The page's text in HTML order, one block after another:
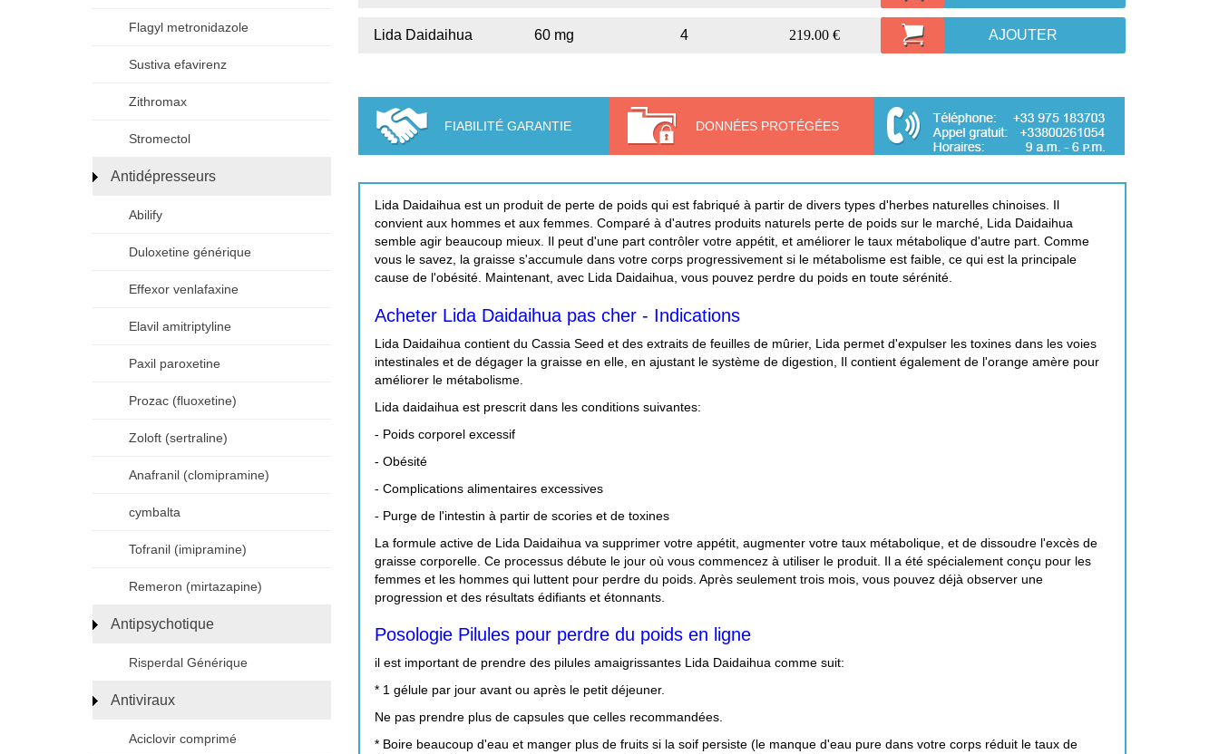
Flagyl metronidazole
Sustiva efavirenz
Zithromax
Stromectol
Antidépresseurs
Abilify
Duloxetine générique
Effexor venlafaxine
Elavil amitriptyline
Paxil paroxetine
Prozac (fluoxetine)
Zoloft (sertraline)
Anafranil (clomipramine)
cymbalta
Tofranil (imipramine)
Remeron (mirtazapine)
Antipsychotique
Risperdal Générique
Antiviraux
Aciclovir comprimé
Lida Daidaihua 60 mg 4 219.00 € AJOUTER
FIABILITÉ GARANTIE DONNÉES PROTÉGÉES
Lida Daidaihua est un produit de perte de poids qui est fabriqué à partir de divers types d'herbes naturelles chinoises. Il
convient aux hommes et aux femmes. Comparé à d'autres produits naturels perte de poids sur le marché, Lida Daidaihua
semble agir beaucoup mieux. Il peut d'une part contrôler votre appétit, et améliorer le taux métabolique d'autre part. Comme
vous le savez, la graisse s'accumule dans votre corps progressivement si le métabolisme est faible, ce qui est la principale
cause de l'obésité. Maintenant, avec Lida Daidaihua, vous pouvez perdre du poids en toute sérénité.
Acheter Lida Daidaihua pas cher - Indications
Lida Daidaihua contient du Cassia Seed et des extraits de feuilles de mûrier, Lida permet d'expulser les toxines dans les voies
intestinales et de dégager la graisse en elle, en ajustant le système de digestion, Il contient également de l'orange amère pour
améliorer le métabolisme.
Lida daidaihua est prescrit dans les conditions suivantes:
- Poids corporel excessif
- Obésité
- Complications alimentaires excessives
- Purge de l'intestin à partir de scories et de toxines
La formule active de Lida Daidaihua va supprimer votre appétit, augmenter votre taux métabolique, et de dissoudre l'excès de
graisse corporelle. Ce processus débute le jour où vous commencez à utiliser le produit. Il a été spécialement conçu pour les
femmes et les hommes qui luttent pour perdre du poids. Après seulement trois mois, vous pouvez déjà observer une
progression et des résultats édifiants et étonnants.
Posologie Pilules pour perdre du poids en ligne
il est important de prendre des pilules amaigrissantes Lida Daidaihua comme suit:
* 1 gélule par jour avant ou après le petit déjeuner.
Ne pas prendre plus de capsules que celles recommandées.
* Boire beaucoup d'eau et manger plus de fruits si la soif persiste (le manque d'eau pure dans votre corps réduit le taux de